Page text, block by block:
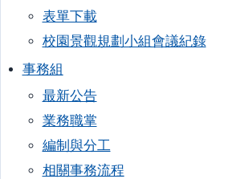
表單下載
校園景觀規劃小組會議紀錄
事務組
最新公告
業務職掌
編制與分工
相關事務流程